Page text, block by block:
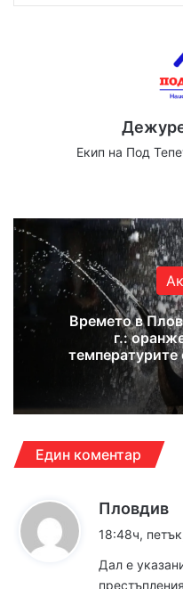
Екип на Под
Времето в
г.:
температурите
Един коментар
Пловдив
а
18:48ч,
Дал е